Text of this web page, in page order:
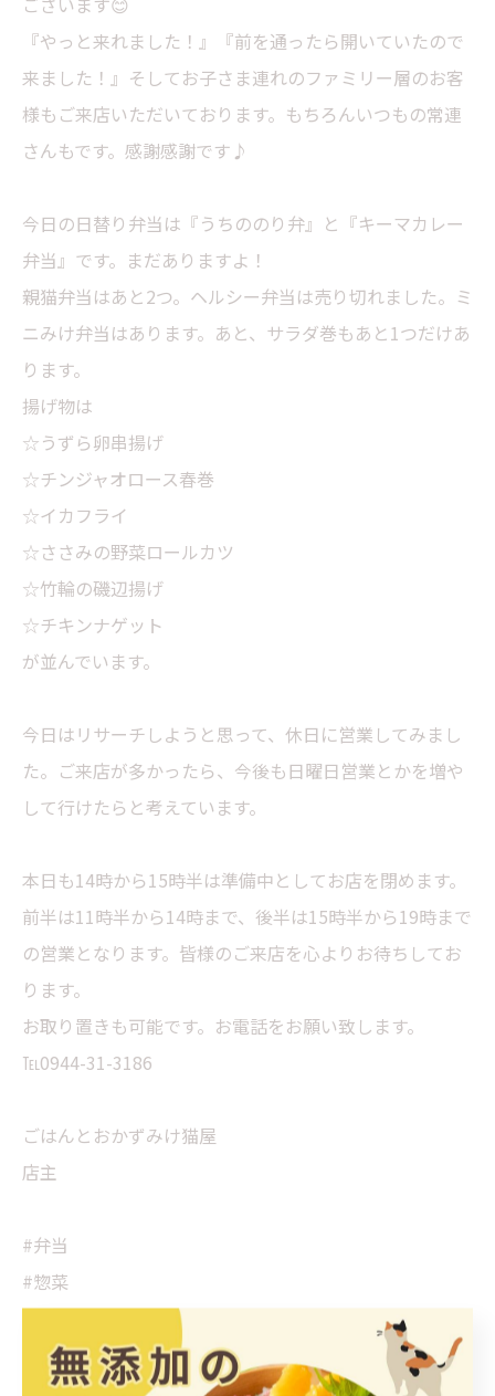
『やっと来れました！』『前を通ったら開いていたので
来ました！』そしてお子さま連れのファミリー層のお客
様もご来店いただいております。もちろんいつもの常連
さんもです。感謝感謝です♪
今日の日替り弁当は『うちののり弁』と『キーマカレー
弁当』です。まだありますよ！
親猫弁当はあと2つ。ヘルシー弁当は売り切れました。ミ
ニみけ弁当はあります。あと、サラダ巻もあと1つだけあ
ります。
揚げ物は
☆うずら卵串揚げ
☆チンジャオロース春巻
☆イカフライ
☆ささみの野菜ロールカツ
☆竹輪の磯辺揚げ
☆チキンナゲット
が並んでいます。
今日はリサーチしようと思って、休日に営業してみまし
た。ご来店が多かったら、今後も日曜日営業とかを増や
して行けたらと考えています。
本日も14時から15時半は準備中としてお店を閉めます。
前半は11時半から14時まで、後半は15時半から19時まで
の営業となります。皆様のご来店を心よりお待ちしてお
ります。
お取り置きも可能です。お電話をお願い致します。
℡0944-31-3186
ごはんとおかずみけ猫屋
店主
#弁当
#惣菜
#大牟田
#7時まで営業
#テイクアウト